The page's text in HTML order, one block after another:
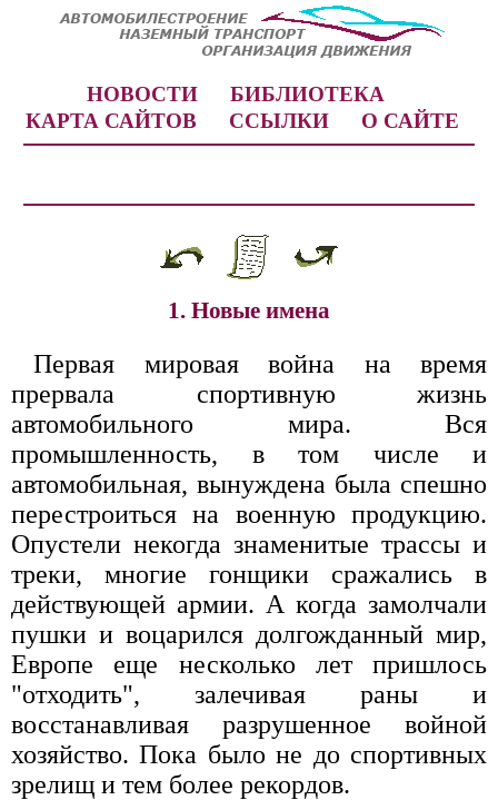
НОВОСТИ
БИБЛИОТЕКА
КАРТА САЙТОВ
ССЫЛКИ О САЙТЕ
1. Новые имена
Первая мировая война на время
прервала спортивную жизнь
автомобильного мира. Вся
промышленность, в том числе и
автомобильная, вынуждена была спешно
перестроиться на военную продукцию.
Опустели некогда знаменитые трассы и
треки, многие гонщики сражались в
действующей армии. А когда замолчали
пушки и воцарился долгожданный мир,
Европе еще несколько лет пришлось
"отходить", залечивая раны и
восстанавливая разрушенное войной
хозяйство. Пока было не до спортивных
зрелищ и тем более рекордов.